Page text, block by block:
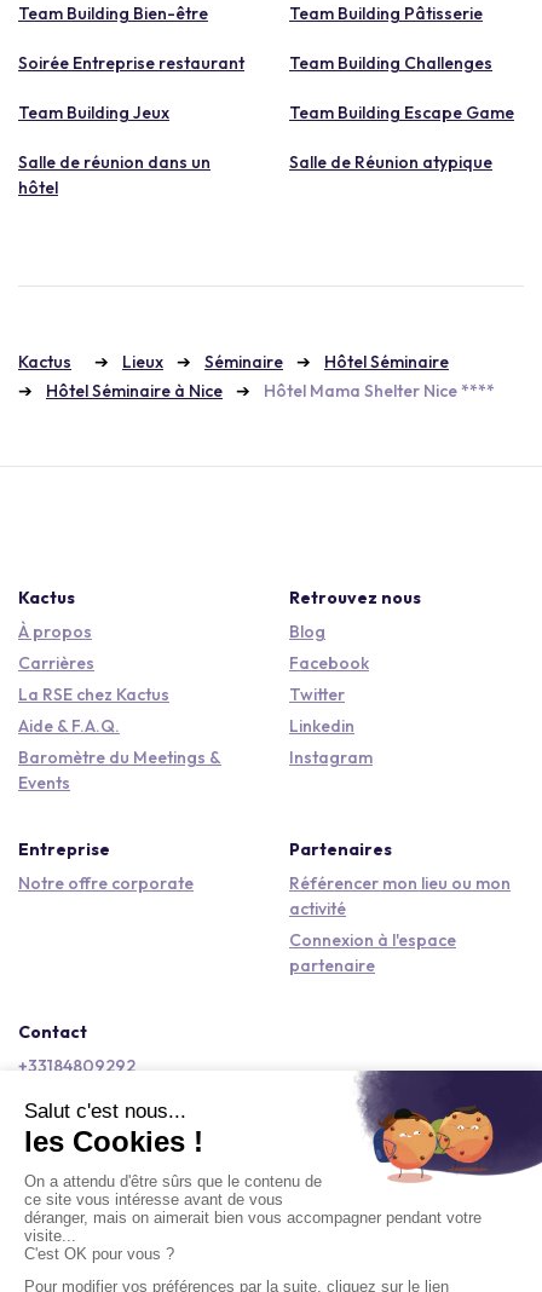
Team Building Bien-être Team Building Pâtisserie
Soirée Entreprise restaurant Team Building Challenges
Team Building Jeux Team Building Escape Game
Salle de réunion dans un
hôtel
Salle de Réunion atypique
Kactus Lieux Séminaire
Hôtel Séminaire
Hôtel Séminaire à Nice
Hôtel Mama Shelter Nice ****
Kactus
À propos
Carrières
La RSE chez Kactus
Aide & F.A.Q.
Baromètre du Meetings &
Events
Retrouvez nous
Blog
Facebook
Twitter
Linkedin
Instagram
Entreprise
Notre offre corporate
Partenaires
Référencer mon lieu ou mon
activité
Connexion à l'espace
partenaire
Contact
+33184809292
Copyright © 2026 Kactus Tous droits réservés
Conditions générales d'utilisation
Mentions légales
Signaler un contenu